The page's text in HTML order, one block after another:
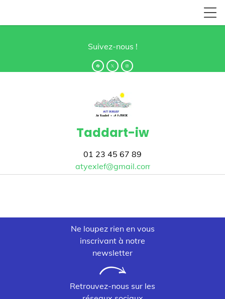
Suivez-nous !
Taddart-iw
01 23 45 67 89
atyexlef@gmail.com
Ne loupez rien en vous
inscrivant à notre
newsletter
Retrouvez-nous sur les